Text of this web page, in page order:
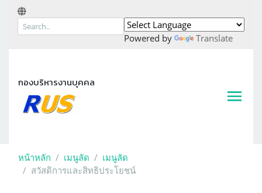
Powered by Translate
กองบริหารงานบุคคล
หน้าหลัก เมนูลัด
เมนูลัด
สวัสดิการและสิทธิประโยชน์